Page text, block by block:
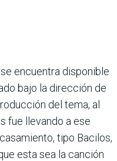
encuentra disponible
bajo la dirección de
del tema, al
fue llevando a ese
tipo Bacilos,
esta sea la canción